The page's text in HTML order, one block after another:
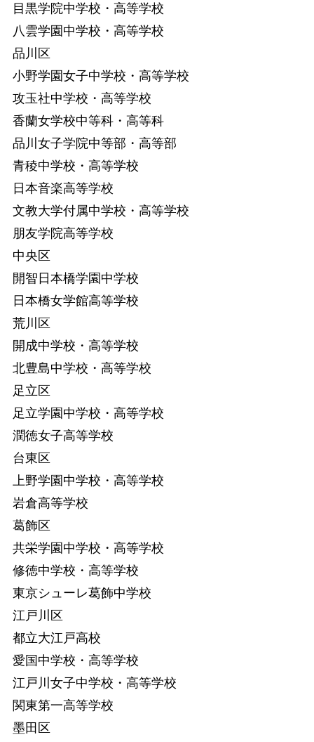
目黒学院中学校・高等学校
八雲学園中学校・高等学校
品川区
小野学園女子中学校・高等学校
攻玉社中学校・高等学校
香蘭女学校中等科・高等科
品川女子学院中等部・高等部
青稜中学校・高等学校
日本音楽高等学校
文教大学付属中学校・高等学校
朋友学院高等学校
中央区
開智日本橋学園中学校
日本橋女学館高等学校
荒川区
開成中学校・高等学校
北豊島中学校・高等学校
足立区
足立学園中学校・高等学校
潤徳女子高等学校
台東区
上野学園中学校・高等学校
岩倉高等学校
葛飾区
共栄学園中学校・高等学校
修徳中学校・高等学校
東京シューレ葛飾中学校
江戸川区
都立大江戸高校
愛国中学校・高等学校
江戸川女子中学校・高等学校
関東第一高等学校
墨田区